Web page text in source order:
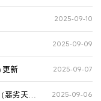
2025-09-10
2025-09-09
更新 2025-09-07
劣天氣
2025-09-06